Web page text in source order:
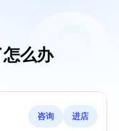
么办
咨询 进店